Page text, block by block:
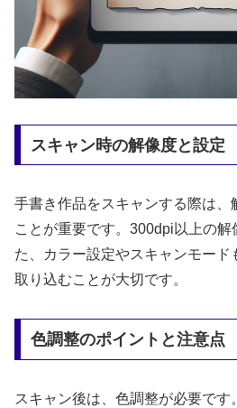
スキャン時の解像度と設定
手書き作品をスキャンする際は、
ことが重要です。300dpi以上の解
た、カラー設定やスキャンモー
取り込むことが大切です。
色調整のポイントと注意点
スキャン後は、色調整が必要で